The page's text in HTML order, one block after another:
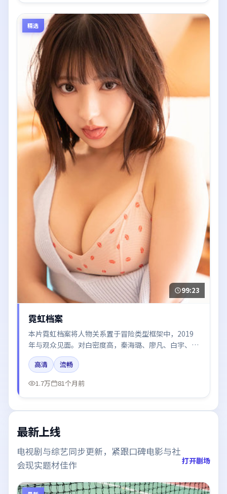
精选
99:23
霓虹档案
本片霓虹档案将人物关系置于冒险类型框架中，2019
年与观众见面。对白密度高，秦海璐、廖凡、白宇、梁
朝伟的台词节奏值得关注；整体气质偏韩国都市与冷色
调摄影。
高清
流畅
1.7万
81个月前
最新上线
电视剧与综艺同步更新，紧跟口碑电影与社
会现实题材佳作
打开剧场